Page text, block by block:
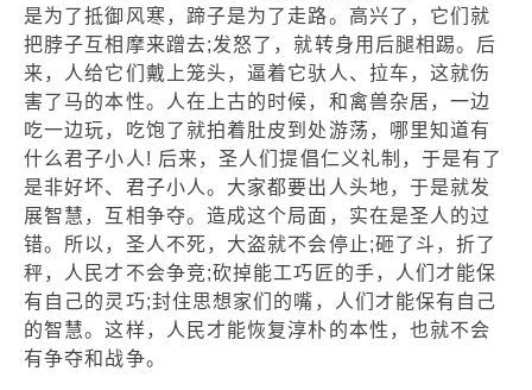
是为了抵御风寒，蹄子是为了走路。高兴了，它们就
把脖子互相摩来蹭去;发怒了，就转身用后腿相踢。后
来，人给它们戴上笼头，逼着它驮人、拉车，这就伤
害了马的本性。人在上古的时候，和禽兽杂居，一边
吃一边玩，吃饱了就拍着肚皮到处游荡，哪里知道有
什么君子小人! 后来，圣人们提倡仁义礼制，于是有了
是非好坏、君子小人。大家都要出人头地，于是就发
展智慧，互相争夺。造成这个局面，实在是圣人的过
错。所以，圣人不死，大盗就不会停止;砸了斗，折了
秤，人民才不会争竞;砍掉能工巧匠的手，人们才能保
有自己的灵巧;封住思想家们的嘴，人们才能保有自己
的智慧。这样，人民才能恢复淳朴的本性，也就不会
有争夺和战争。